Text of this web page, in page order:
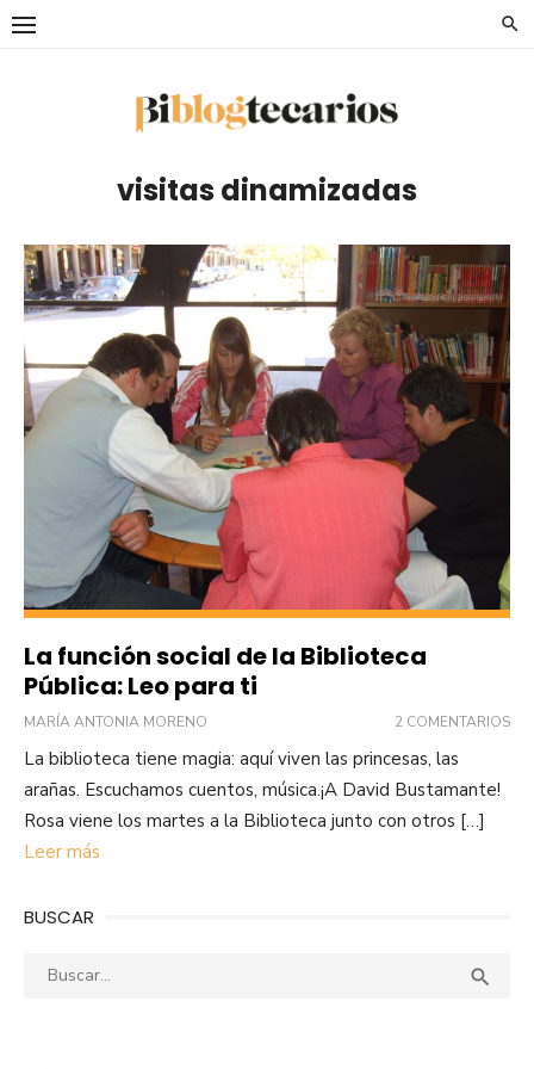
Saltar
visitas dinamizadas
La función social de la Biblioteca
Pública: Leo para ti
MARÍA ANTONIA MORENO 2 COMENTARIOS
La biblioteca tiene magia: aquí viven las princesas, las
arañas. Escuchamos cuentos, música.¡A David Bustamante!
Rosa viene los martes a la Biblioteca junto con otros […]
Leer más
BUSCAR
Buscar: 